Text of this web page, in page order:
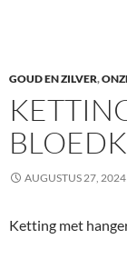
GOUD EN ZILVER,
AUGUSTUS 27, 2024
Ketting met